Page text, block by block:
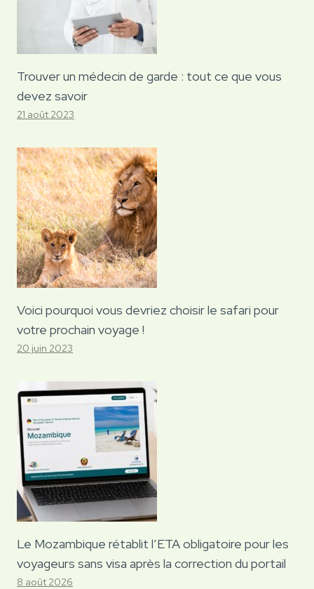
Trouver un médecin de garde : tout ce que vous
devez savoir
21 août 2023
Voici pourquoi vous devriez choisir le safari pour
votre prochain voyage !
20 juin 2023
Le Mozambique rétablit l’ETA obligatoire pour les
voyageurs sans visa après la correction du portail
8 août 2026